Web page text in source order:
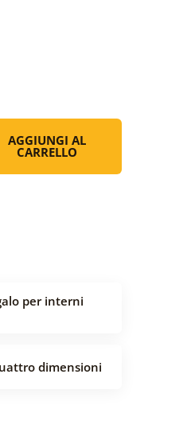
AGGIUNGI AL
CARRELLO
per interni
dimensioni